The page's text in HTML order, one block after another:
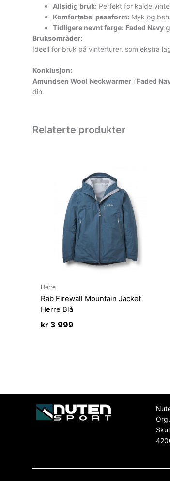
Allsidig bruk: Perfekt for kalde
Komfortabel passform: Myk og
Tidligere nevnt farge: Faded Navy
Bruksområder:
Ideell for bruk på vinterturer, som ekstra
Konklusjon:
Amundsen Wool Neckwarmer i Faded
din.
Relaterte produkter
Herre
Rab Firewall Mountain Jacket
Herre Blå
kr 3 999